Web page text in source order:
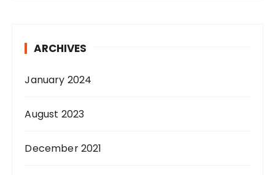
ARCHIVES
January 2024
August 2023
December 2021